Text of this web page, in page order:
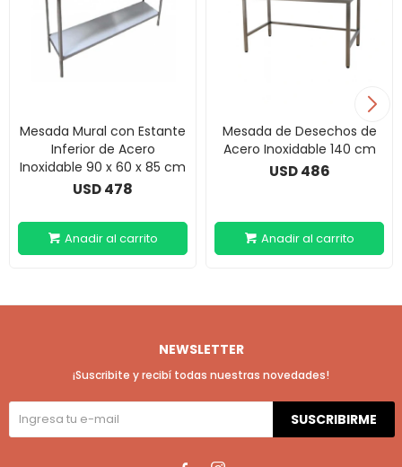
Mesada Mural con Estante
Inferior de Acero
Inoxidable 90 x 60 x 85 cm
USD478
Mesada de Desechos de
Acero Inoxidable 140 cm
USD 486
NEWSLETTER
¡Suscribite y recibí todas nuestras novedades!
SUSCRIBIRME